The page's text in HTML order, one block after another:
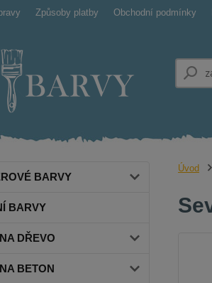
Způsoby platby Obchodní podmínky
BARVY
BARVY
DŘEVO
BETON
Úvod